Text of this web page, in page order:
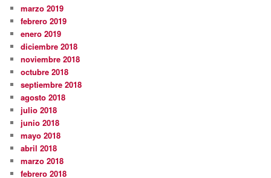
marzo 2019
febrero 2019
enero 2019
diciembre 2018
noviembre 2018
octubre 2018
septiembre 2018
agosto 2018
julio 2018
junio 2018
mayo 2018
abril 2018
marzo 2018
febrero 2018